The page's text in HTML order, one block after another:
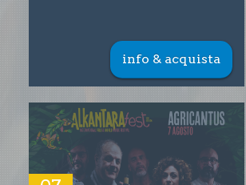
info & acquista